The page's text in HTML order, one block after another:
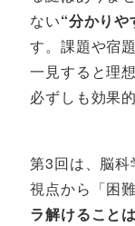
ない“分かりや
す。課題や宿
一見すると理
必ずしも効果
第3回は、脳
視点から「困
ラ解けること